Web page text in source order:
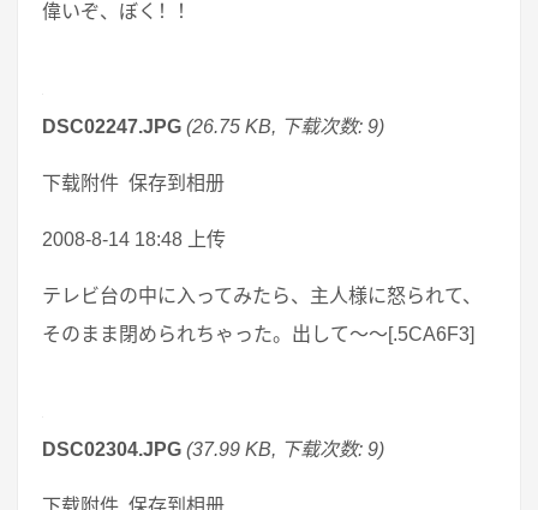
偉いぞ、ぼく！！
DSC02247.JPG (26.75 KB, 下载次数: 9)
下载附件 保存到相册
2008-8-14 18:48 上传
テレビ台の中に入ってみたら、主人様に怒られて、
そのまま閉められちゃった。出して～～[.5CA6F3]
DSC02304.JPG (37.99 KB, 下载次数: 9)
下载附件 保存到相册